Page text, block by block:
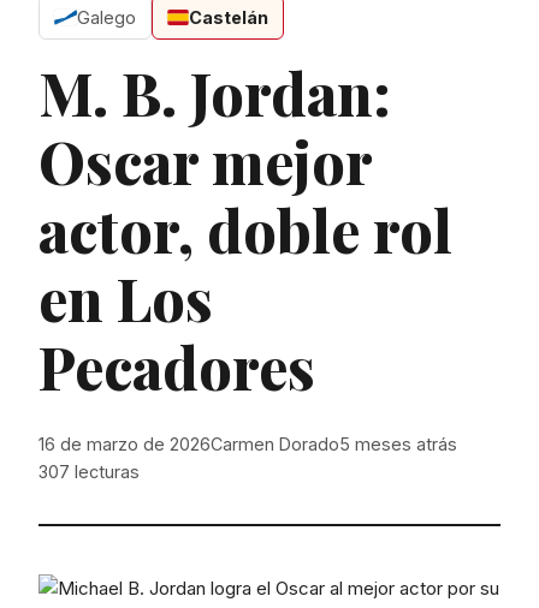
Galego Castelán
M. B. Jordan:
Oscar mejor
actor, doble rol
en Los
Pecadores
16 de marzo de 2026Carmen Dorado5 meses atrás
307 lecturas